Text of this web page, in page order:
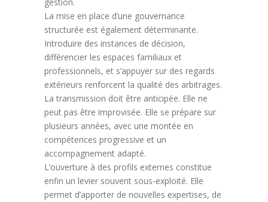
La mise en place d’une gouvernance
structurée est également déterminante.
Introduire des instances de décision,
différencier les espaces familiaux et
professionnels, et s’appuyer sur des regards
extérieurs renforcent la qualité des arbitrages.
La transmission doit être anticipée. Elle ne
peut pas être improvisée. Elle se prépare sur
plusieurs années, avec une montée en
compétences progressive et un
accompagnement adapté.
L’ouverture à des profils externes constitue
enfin un levier souvent sous-exploité. Elle
permet d’apporter de nouvelles expertises, de